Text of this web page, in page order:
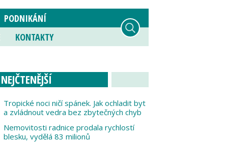
PODNIKÁNÍ
KONTAKTY
NEJČTENĚJŠÍ
Tropické noci ničí spánek. Jak ochladit byt
a zvládnout vedra bez zbytečných chyb
Nemovitosti radnice prodala rychlostí
blesku, vydělá 83 milionů